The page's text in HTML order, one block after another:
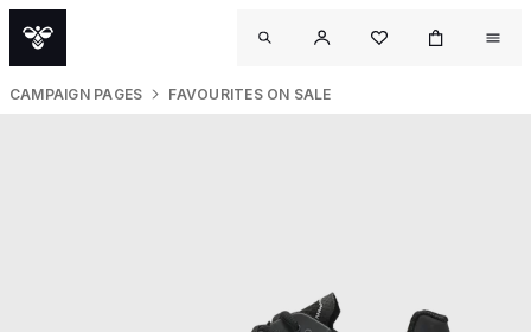
CAMPAIGN PAGES FAVOURITES ON SALE